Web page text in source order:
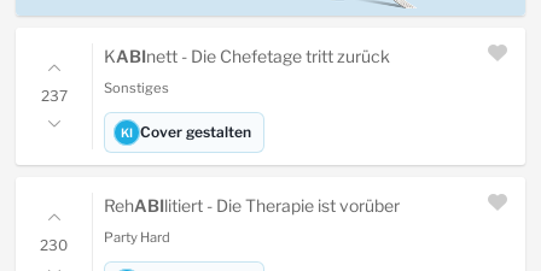
237
KABInett - Die Chefetage tritt zurück
Sonstiges
KI Cover gestalten
230
RehABIlitiert - Die Therapie ist vorüber
Party Hard